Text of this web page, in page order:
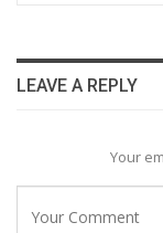
LEAVE A REPLY
Your